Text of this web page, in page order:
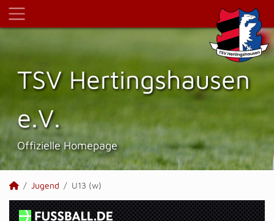
TSV Hertings­hausen
e.V.
Offizielle Homepage
Jugend U13 (w)